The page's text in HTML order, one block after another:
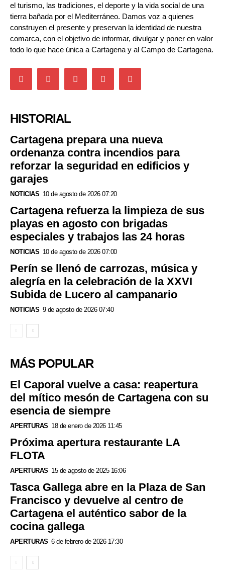
el turismo, las tradiciones, el deporte y la vida social de una
tierra bañada por el Mediterráneo. Damos voz a quienes
construyen el presente y preservan la identidad de nuestra
comarca, con el objetivo de informar, divulgar y poner en valor
todo lo que hace única a Cartagena y al Campo de Cartagena.
HISTORIAL
Cartagena prepara una nueva
ordenanza contra incendios para
reforzar la seguridad en edificios y
garajes
NOTICIAS 10 de agosto de 2026 07:20
Cartagena refuerza la limpieza de sus
playas en agosto con brigadas
especiales y trabajos las 24 horas
NOTICIAS 10 de agosto de 2026 07:00
Perín se llenó de carrozas, música y
alegría en la celebración de la XXVI
Subida de Lucero al campanario
NOTICIAS 9 de agosto de 2026 07:40
MÁS POPULAR
El Caporal vuelve a casa: reapertura
del mítico mesón de Cartagena con su
esencia de siempre
APERTURAS 18 de enero de 2026 11:45
Próxima apertura restaurante LA
FLOTA
APERTURAS 15 de agosto de 2025 16:06
Tasca Gallega abre en la Plaza de San
Francisco y devuelve al centro de
Cartagena el auténtico sabor de la
cocina gallega
APERTURAS 6 de febrero de 2026 17:30